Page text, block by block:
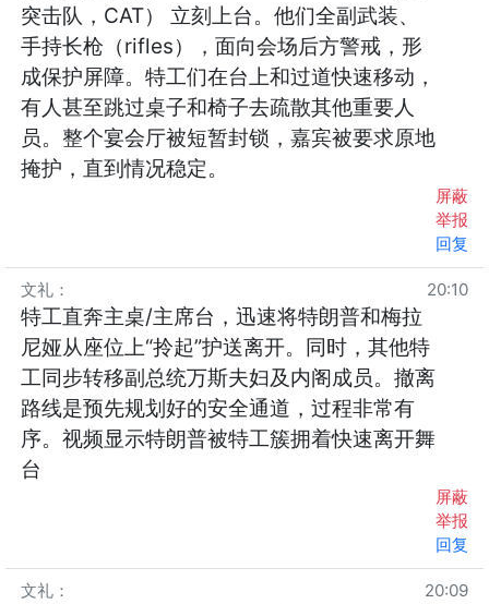
突击队，CAT） 立刻上台。他们全副武装、
手持长枪（rifles），面向会场后方警戒，形
成保护屏障。特工们在台上和过道快速移动，
有人甚至跳过桌子和椅子去疏散其他重要人
员。整个宴会厅被短暂封锁，嘉宾被要求原地
掩护，直到情况稳定。
屏蔽
举报
回复
文礼 ： 20:10
特工直奔主桌/主席台，迅速将特朗普和梅拉
尼娅从座位上“拎起”护送离开。同时，其他特
工同步转移副总统万斯夫妇及内阁成员。撤离
路线是预先规划好的安全通道，过程非常有
序。视频显示特朗普被特工簇拥着快速离开舞
台
屏蔽
举报
回复
文礼 ： 20:09